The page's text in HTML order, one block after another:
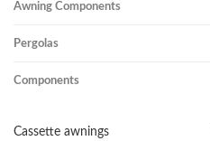
Awning Components
Pergolas
Components
Cassette awnings